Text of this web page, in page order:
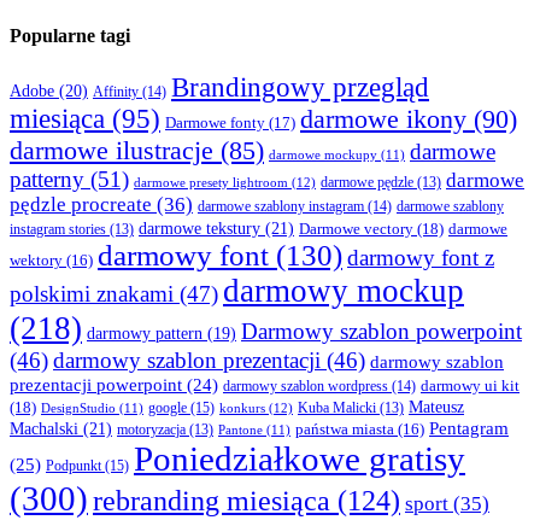
Popularne tagi
Adobe (20) Affinity (14) Brandingowy przegląd
miesiąca (95) Darmowe fonty (17) darmowe ikony (90)
darmowe ilustracje (85) darmowe mockupy (11) darmowe
patterny (51) darmowe presety lightroom (12) darmowe pędzle (13) darmowe
pędzle procreate (36) darmowe szablony instagram (14) darmowe szablony
instagram stories (13) darmowe tekstury (21) Darmowe vectory (18) darmowe
wektory (16) darmowy font (130)darmowy font z
polskimi znakami (47) darmowy mockup
(218) darmowy pattern (19) Darmowy szablon powerpoint
(46)darmowy szablon prezentacji (46) darmowy szablon
prezentacji powerpoint (24) darmowy szablon wordpress (14) darmowy ui kit
(18) DesignStudio (11) google (15) konkurs (12) Kuba Malicki (13) Mateusz
Machalski (21) motoryzacja (13) Pantone (11) państwa miasta (16) Pentagram
(25) Podpunkt(15) Poniedziałkowe gratisy
(300)rebranding miesiąca (124) sport (35)